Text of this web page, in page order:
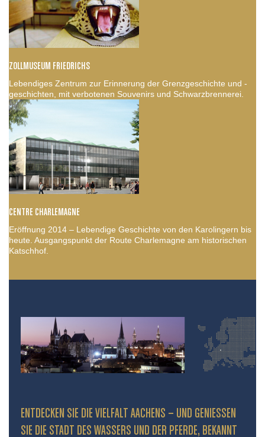
ZOLLMUSEUM FRIEDRICHS
Lebendiges Zentrum zur Erinnerung der Grenzgeschichte und -
geschichten, mit verbotenen Souvenirs und Schwarzbrennerei.
CENTRE CHARLEMAGNE
Eröffnung 2014 – Lebendige Geschichte von den Karolingern bis
heute. Ausgangspunkt der Route Charlemagne am historischen
Katschhof.
ENTDECKEN SIE DIE VIELFALT AACHENS – UND GENIESSEN S
IE DIE STADT DES WASSERS UND DER PFERDE, BEKANNT D